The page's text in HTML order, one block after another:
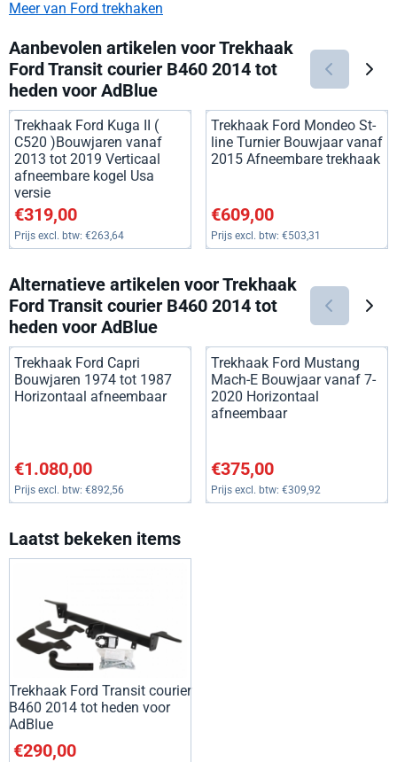
Meer van Ford trekhaken
Aanbevolen artikelen voorTrekhaak
Ford Transit courier B460 2014 tot
heden voor AdBlue
Trekhaak Ford Kuga II (
C520 )Bouwjaren vanaf
2013 tot 2019 Verticaal
afneembare kogel Usa
versie
Prijs: 319,00, exclusief btw: 263,64
€319,00
Prijs excl. btw: €263,64
Trekhaak Ford Mondeo St-
line Turnier Bouwjaar vanaf
2015 Afneembare trekhaak
Prijs: 609,00, exclusief btw:
€609,00
Prijs excl. btw: €503,31
Alternatieve artikelen voorTrekhaak
Ford Transit courier B460 2014 tot
heden voor AdBlue
Trekhaak Ford Capri
Bouwjaren 1974 tot 1987
Horizontaal afneembaar
Prijs: 1 080,00, exclusief btw: 892,56
€1.080,00
Prijs excl. btw: €892,56
Trekhaak Ford Mustang
Mach-E Bouwjaar vanaf 7-
2020 Horizontaal
afneembaar
Prijs: 375,00, exclusief btw:
€375,00
Prijs excl. btw: €309,92
Laatst bekeken items
Trekhaak Ford Transit courier
B460 2014 tot heden voor
AdBlue
€290,00